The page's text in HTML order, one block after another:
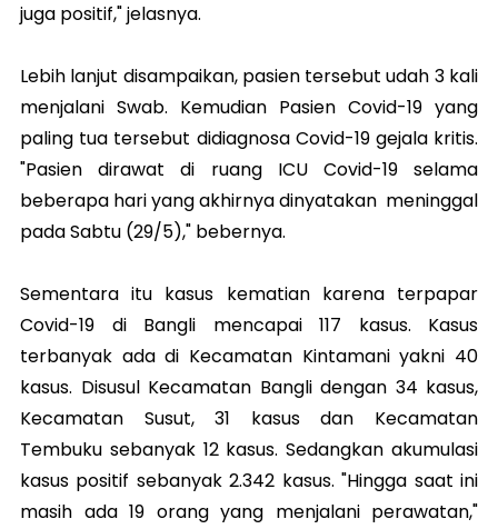
juga positif," jelasnya.
Lebih lanjut disampaikan, pasien tersebut udah 3 kali
menjalani Swab. Kemudian Pasien Covid-19 yang
paling tua tersebut didiagnosa Covid-19 gejala kritis.
"Pasien dirawat di ruang ICU Covid-19 selama
beberapa hari yang akhirnya dinyatakan meninggal
pada Sabtu (29/5)," bebernya.
Sementara itu kasus kematian karena terpapar
Covid-19 di Bangli mencapai 117 kasus. Kasus
terbanyak ada di Kecamatan Kintamani yakni 40
kasus. Disusul Kecamatan Bangli dengan 34 kasus,
Kecamatan Susut, 31 kasus dan Kecamatan
Tembuku sebanyak 12 kasus. Sedangkan akumulasi
kasus positif sebanyak 2.342 kasus. "Hingga saat ini
masih ada 19 orang yang menjalani perawatan,"